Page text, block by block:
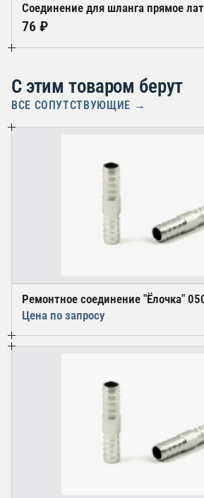
Соединение для шланга прямое
76 ₽
С этим товаром берут
ВСЕ СОПУТСТВУЮЩИЕ →
Ремонтное соединение "Ёлочка"
Цена по запросу